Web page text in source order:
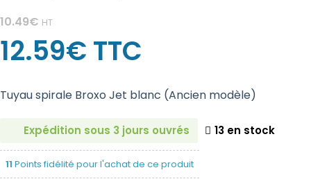
10.49€ HT
12.59€ TTC
Tuyau spirale Broxo Jet blanc (Ancien modèle)
Expédition sous 3 jours ouvrés 13 en stock
11 Points fidélité pour l'achat de ce produit